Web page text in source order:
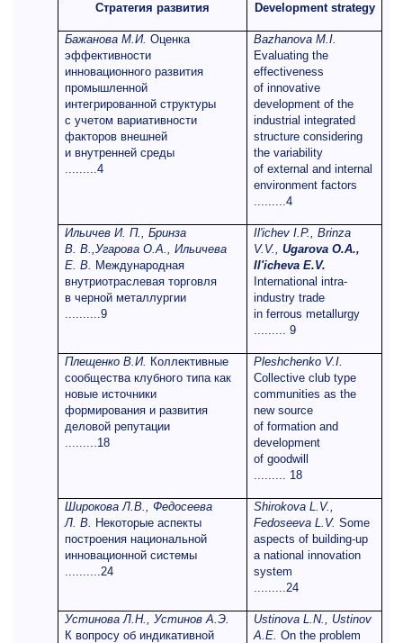
Стратегия развития Development strategy
Бажанова М.И. Оценка
эффективности
инновационного развития
промышленной
интегрированной структуры
с учетом вариативности
факторов внешней
и внутренней среды
.........4
Bazhanova M.I.
Evaluating the
effectiveness
of innovative
development of the
industrial integrated
structure considering
the variability
of external and internal
environment factors
.........4
Ильичев И. П., Бринза
В. В.,Угарова О.А., Ильичева
Е. В. Международная
внутриотраслевая торговля
в черной металлургии
..........9
Il'ichev I.P., Brinza
V.V., Ugarova O.A.,
Il'icheva E.V.
International intra-
industry trade
in ferrous metallurgy
......... 9
Плещенко В.И. Коллективные
сообщества клубного типа как
новые источники
формирования и развития
деловой репутации
.........18
Pleshchenko V.I.
Collective club type
communities as the
new source
of formation and
development
of goodwill
......... 18
Широкова Л.В., Федосеева
Л. В. Некоторые аспекты
построения национальной
инновационной системы
..........24
Shirokova L.V.,
Fedoseeva L.V. Some
aspects of building-up
a national innovation
system
.........24
Устинова Л.Н., Устинов А.Э.
К вопросу об индикативной
Ustinova L.N., Ustinov
A.E. On the problem